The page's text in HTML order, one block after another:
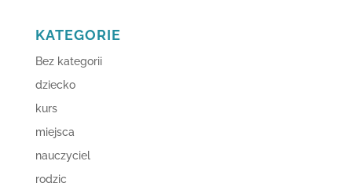
KATEGORIE
Bez kategorii
dziecko
kurs
miejsca
nauczyciel
rodzic